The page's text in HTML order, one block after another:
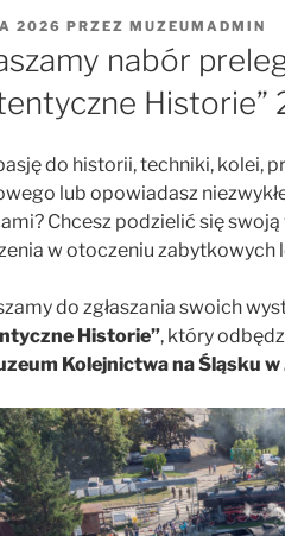
2026 PRZEZ MUZEUMADMIN
nabór
Historie”
do historii, techniki, kolei,
lub opowiadasz
Chcesz podzielić się
w otoczeniu zabytkowych
do zgłaszania swoich
Historie”, który
Kolejnictwa na Śląsku